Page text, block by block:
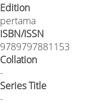
Edition
pertama
ISBN/ISSN
9789797881153
Collation
-
Series Title
-